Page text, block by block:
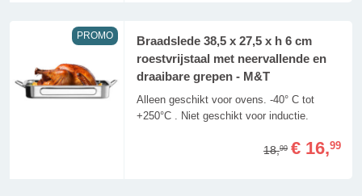
PROMO
Braadslede 38,5 x 27,5 x h 6 cm
roestvrijstaal met neervallende en
draaibare grepen - M&T
Alleen geschikt voor ovens. -40° C tot
+250°C . Niet geschikt voor inductie.
18,99 € 16,99